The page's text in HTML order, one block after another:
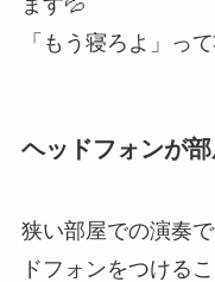
ます💦
「もう寝ろよ」っ
ヘッドフォンが
狭い部屋での演奏
ドフォンをつける